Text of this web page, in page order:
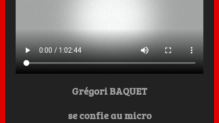
Grégori BAQUET
se confie au micro